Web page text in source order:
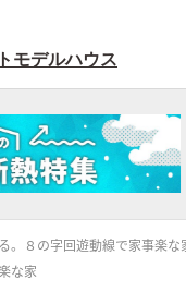
モデルハウス
。８の字回遊動線で家事楽な
な家